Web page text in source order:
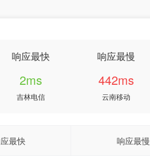
响应最快
2ms
吉林电信
响应最慢
442ms
云南移动
最快 响应最慢